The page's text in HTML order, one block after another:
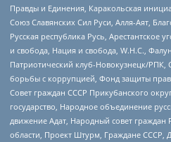
Правды и Единения, Каракольская
Союз Славянских Сил Руси, Алля-Аят,
Русская республика Русь, Арестантское
и свобода, Нация и свобода, W.H.С.,
Патриотический клуб-Новокузнецк/
борьбы с коррупцией, Фонд защиты
Совет граждан СССР Прикубанского
государство, Народное объединение
движение Адат, Народный совет
области, Проект Штурм, Граждане СССР,